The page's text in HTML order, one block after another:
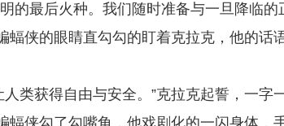
的最后火种。我们随时准备与一旦降临的
蝠侠的眼睛直勾勾的盯着克拉克，他的话
类获得自由与安全。”克拉克起誓，一字
蝠侠勾了勾嘴角，他戏剧化的一闪身体